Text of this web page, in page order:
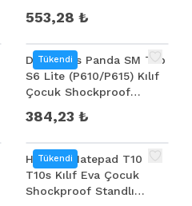
553,28 ₺
Tükendi
Dux Ducis Panda SM Tab
S6 Lite (P610/P615) Kılıf
Çocuk Shockproof
384,23 ₺
Tükendi
Huawei Matepad T10
T10s Kılıf Eva Çocuk
Shockproof Standlı